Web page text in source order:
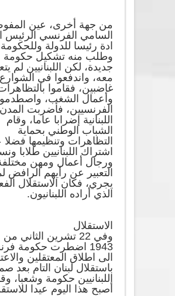
من جهة أخرى، عين
السامي الفرنسي الرئيس
ادة رئيسا للدولة
وطلب منه تشكيل حكومة
جديدة، لكن اللبنانيين لم
معه، واندفعوا في الشوارع
غاضبين، فقاموا
وأعمال الشغب،
الفرنسيين، فأضربت المدن
اللبنانية إضرابا عاما، وقام
الشباب الوطني بحماية
التظاهرات وتنظيمها
اشتراك اللبنانيين طلابا
ورجال أعمال ومهن
التعبير عن رأيهم الرافض
يجري، فكان الاستقلال
الذي أراده اللبنانيون.
الاستقلال
وفي 22 تشرين الثاني
1943 اضطرت حكومة
الى اطلاق المعتقلين
باستقلال لبنان التام بعد
اللبنانيين حكومة وشعبا،
أصبح هذا اليوم عيدا